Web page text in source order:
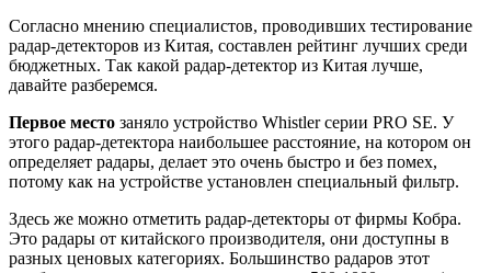
Согласно мнению специалистов, проводивших тестирование
радар-детекторов из Китая, составлен рейтинг лучших среди
бюджетных. Так какой радар-детектор из Китая лучше,
давайте разберемся.
Первое место заняло устройство Whistler серии PRO SE. У
этого радар-детектора наибольшее расстояние, на котором он
определяет радары, делает это очень быстро и без помех,
потому как на устройстве установлен специальный фильтр.
Здесь же можно отметить радар-детекторы от фирмы Кобра.
Это радары от китайского производителя, они доступны в
разных ценовых категориях. Большинство радаров этот